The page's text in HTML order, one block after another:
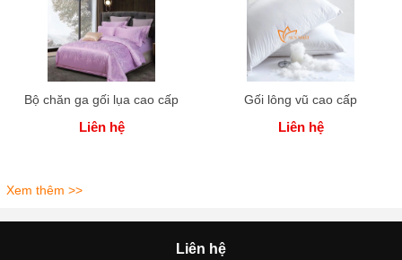
Bộ chăn ga gối lụa cao cấp
Liên hệ
Gối lông vũ cao cấp
Liên hệ
Xem thêm >>
Liên hệ